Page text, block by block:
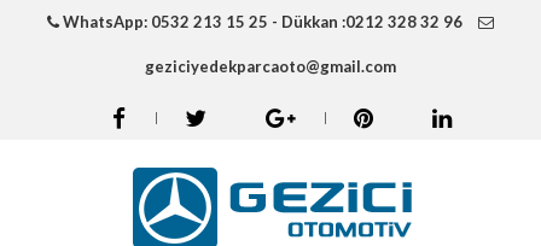
WhatsApp: 0532 213 15 25 - Dükkan :0212 328 32 96
geziciyedekparcaoto@gmail.com